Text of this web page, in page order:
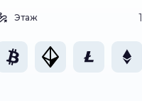
Этаж 1